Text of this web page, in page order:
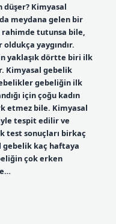
düşer? Kimyasal
meydana gelen bir
rahimde tutunsa bile,
yaygındır.
yaklaşık dörtte biri ilk
Kimyasal gebelik
gebeliğin ilk
için çoğu kadın
etmez bile. Kimyasal
tespit edilir ve
test sonuçları birkaç
gebelik kaç haftaya
çok erken